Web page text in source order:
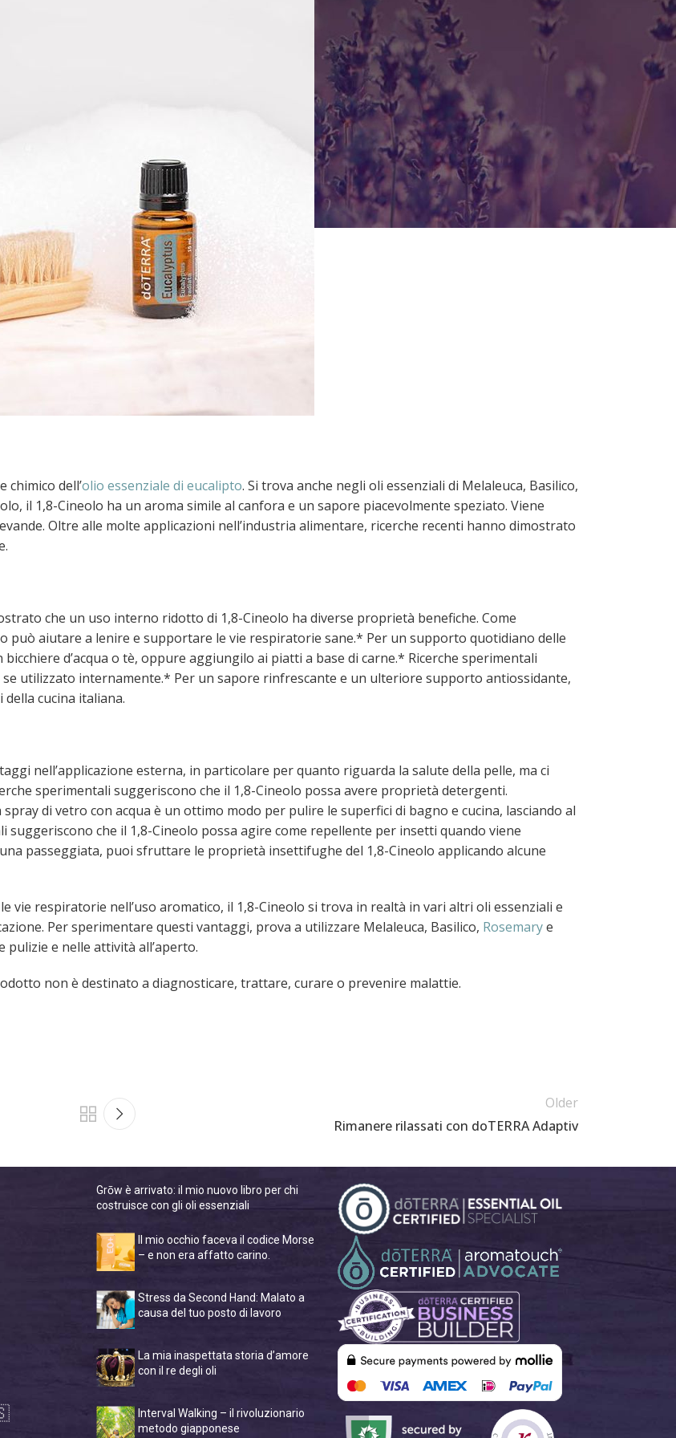
chimico dell’olio essenziale di eucalipto. Si trova anche negli oli essenziali di Melaleuca, Basilico,
il 1,8-Cineolo ha un aroma simile al canfora e un sapore piacevolmente speziato. Viene
Oltre alle molte applicazioni nell’industria alimentare, ricerche recenti hanno dimostrato
che un uso interno ridotto di 1,8-Cineolo ha diverse proprietà benefiche. Come
può aiutare a lenire e supportare le vie respiratorie sane.* Per un supporto quotidiano delle
d’acqua o tè, oppure aggiungilo ai piatti a base di carne.* Ricerche sperimentali
utilizzato internamente.* Per un sapore rinfrescante e un ulteriore supporto antiossidante,
cucina italiana.
nell’applicazione esterna, in particolare per quanto riguarda la salute della pelle, ma ci
sperimentali suggeriscono che il 1,8-Cineolo possa avere proprietà detergenti.
di vetro con acqua è un ottimo modo per pulire le superfici di bagno e cucina, lasciando al
che il 1,8-Cineolo possa agire come repellente per insetti quando viene
passeggiata, puoi sfruttare le proprietà insettifughe del 1,8-Cineolo applicando alcune
vie respiratorie nell’uso aromatico, il 1,8-Cineolo si trova in realtà in vari altri oli essenziali e
Per sperimentare questi vantaggi, prova a utilizzare Melaleuca, Basilico, Rosemarye
e nelle attività all’aperto.
non è destinato a diagnosticare, trattare, curare o prevenire malattie.
Older
Rimanere rilassati con doTERRA Adaptiv
Grōw è arrivato: il mio nuovo libro per chi
costruisce con gli oli essenziali
Il mio occhio faceva il codice Morse
– e non era affatto carino.
Stress da Second Hand: Malato a
causa del tuo posto di lavoro
La mia inaspettata storia d’amore
con il re degli oli
Interval Walking – il rivoluzionario
metodo giapponese